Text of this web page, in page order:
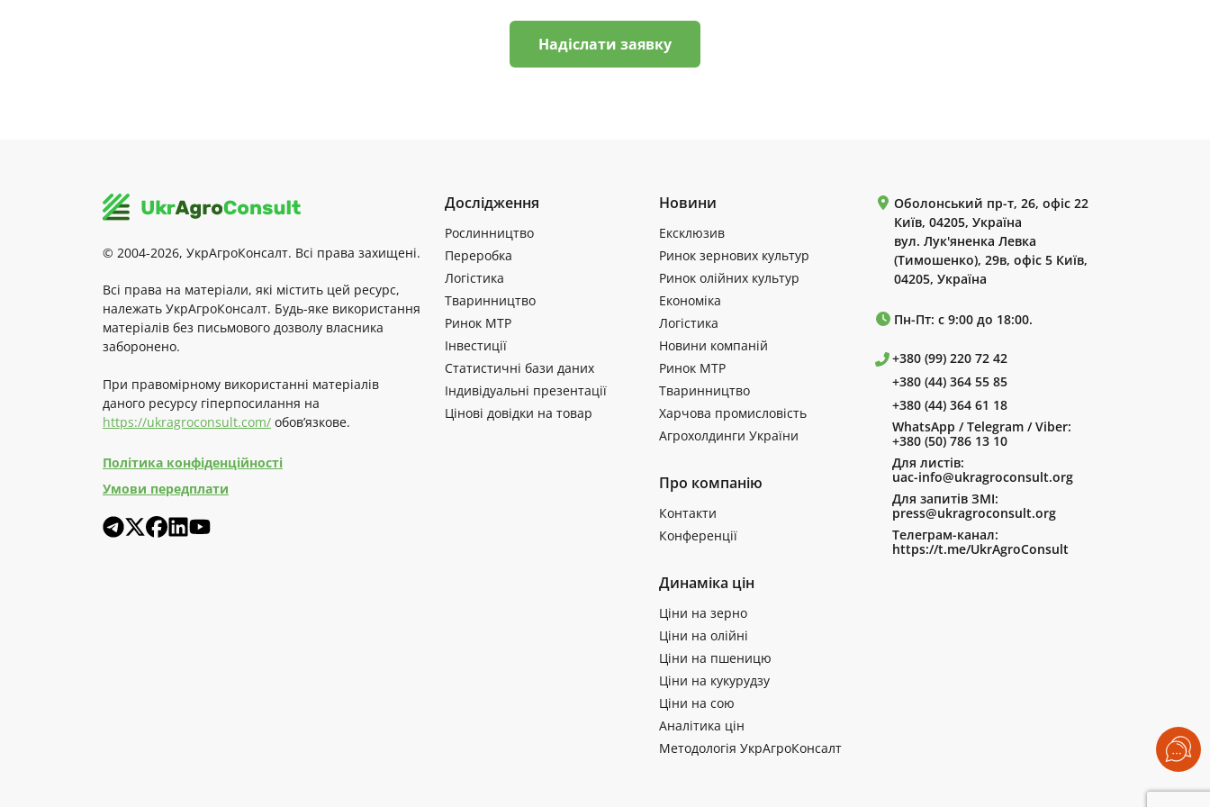
Надіслати заявку
© 2004-2026, УкрАгроКонсалт. Всі права захищені.
Всі права на матеріали, які містить цей ресурс,
належать УкрАгроКонсалт. Будь-яке використання
матеріалів без письмового дозволу власника
заборонено.
При правомірному використанні матеріалів
даного ресурсу гіперпосилання на
https://ukragroconsult.com/ обов’язкове.
Політика конфіденційності
Умови передплати
Дослідження
Рослинництво
Переробка
Логістика
Тваринництво
Ринок МТР
Інвестиції
Статистичні бази даних
Індивідуальні презентації
Цінові довідки на товар
Новини
Ексклюзив
Ринок зернових культур
Ринок олійних культур
Економіка
Логістика
Новини компаній
Ринок МТР
Тваринництво
Харчова промисловість
Агрохолдинги України
Про компанію
Контакти
Конференції
Динаміка цін
Ціни на зерно
Ціни на олійні
Ціни на пшеницю
Ціни на кукурудзу
Ціни на сою
Аналітика цін
Методологія УкрАгроКонсалт
Оболонський пр-т, 26, офіс 22
Київ, 04205, Україна
вул. Лук'яненка Левка
(Тимошенко), 29в, офіс 5 Київ,
04205, Україна
Пн-Пт: с 9:00 до 18:00.
+380 (99) 220 72 42
+380 (44) 364 55 85
+380 (44) 364 61 18
WhatsApp / Telegram / Viber:
+380 (50) 786 13 10
Для листів:
uac-info@ukragroconsult.org
Для запитів ЗМІ:
press@ukragroconsult.org
Телеграм-канал:
https://t.me/UkrAgroConsult